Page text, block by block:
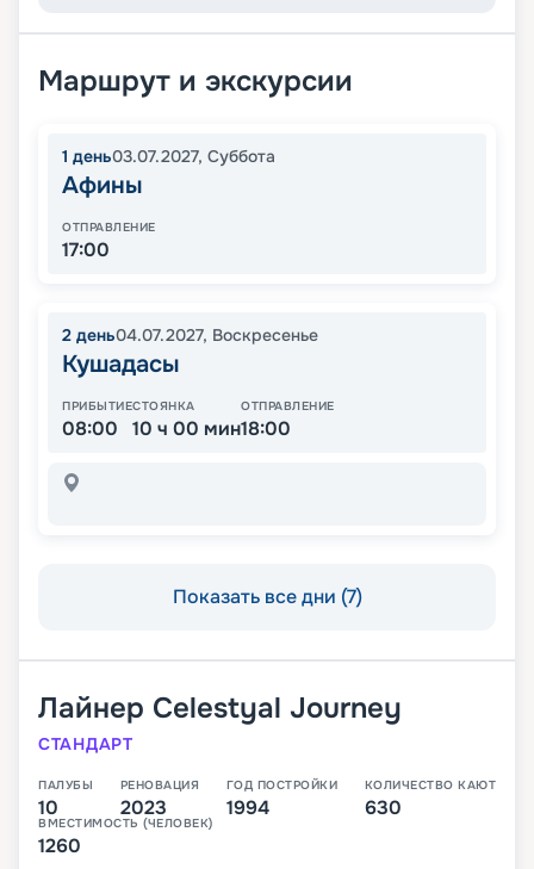
Маршрут и экскурсии
1 день03.07.2027, Суббота
Афины
ОТПРАВЛЕНИЕ
17:00
2 день04.07.2027, Воскресенье
Кушадасы
ПРИБЫТИЕ
08:00
СТОЯНКА
10 ч 00 мин
ОТПРАВЛЕНИЕ
18:00
Показать все дни (7)
Лайнер Celestyal Journey
СТАНДАРТ
ПАЛУБЫ
10
РЕНОВАЦИЯ
2023
ГОД ПОСТРОЙКИ
1994
КОЛИЧЕСТВО КАЮТ
630
ВМЕСТИМОСТЬ (ЧЕЛОВЕК)
1260